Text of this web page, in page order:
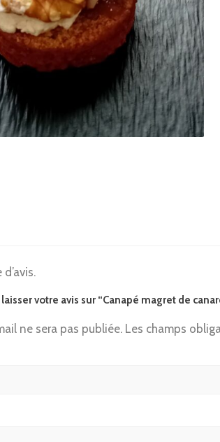
d’avis.
votre avis sur “Canapé magret de
ne sera pas publiée. Les champs